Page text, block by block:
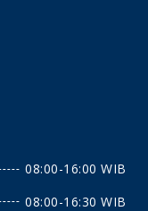
08:00-16:00 WIB
08:00-16:30 WIB